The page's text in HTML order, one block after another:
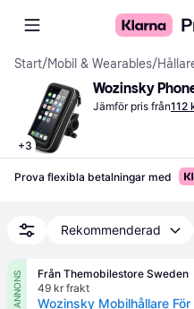
Start/Mobil & Wearables/
+3
Wozinsky
Jämför pris från112
Prova flexibla betalningar med
Rekommenderad
ANNONS
Från Themobilestore Sweden
49 kr frakt